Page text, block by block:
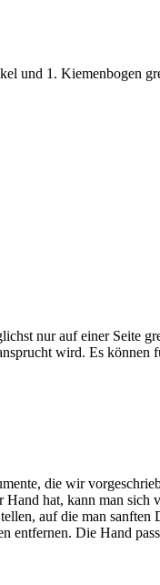
und 1. Kiemenbogen
nur auf einer Seite
wird. Es
die wir
hat, kann man
auf die man sanften
entfernen. Die Hand